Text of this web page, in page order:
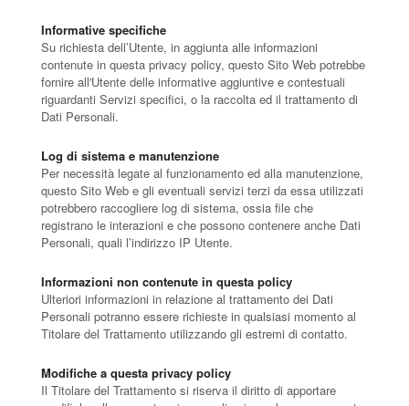
Informative specifiche
Su richiesta dell’Utente, in aggiunta alle informazioni
contenute in questa privacy policy, questo Sito Web potrebbe
fornire all'Utente delle informative aggiuntive e contestuali
riguardanti Servizi specifici, o la raccolta ed il trattamento di
Dati Personali.
Log di sistema e manutenzione
Per necessità legate al funzionamento ed alla manutenzione,
questo Sito Web e gli eventuali servizi terzi da essa utilizzati
potrebbero raccogliere log di sistema, ossia file che
registrano le interazioni e che possono contenere anche Dati
Personali, quali l’indirizzo IP Utente.
Informazioni non contenute in questa policy
Ulteriori informazioni in relazione al trattamento dei Dati
Personali potranno essere richieste in qualsiasi momento al
Titolare del Trattamento utilizzando gli estremi di contatto.
Modifiche a questa privacy policy
Il Titolare del Trattamento si riserva il diritto di apportare